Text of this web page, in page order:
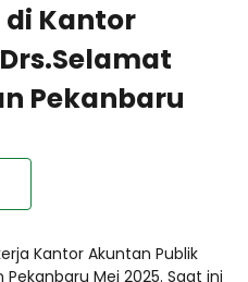
di Kantor
Pekanbaru
Kantor Akuntan Publik
Mei 2025. Saat ini